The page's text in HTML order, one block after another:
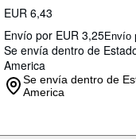
EUR 6,43
Envío por EUR 3,25Envío
Se envía dentro de
America
Se envía dentro de
America